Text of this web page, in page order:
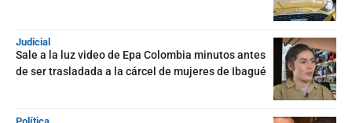
Judicial
Sale a la luz video de Epa Colombia minutos antes
de ser trasladada a la cárcel de mujeres de Ibagué